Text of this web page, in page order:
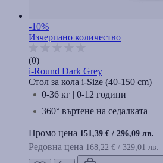
-10%
Изчерпано количество
(0)
i-Round Dark Grey
Стол за кола i-Size (40-150 cm)
0-36 кг | 0-12 години
360° въртене на седалката
Промо цена 151,39 € / 296,09 лв.
Редовна цена 168,22 €/329,01 лв.